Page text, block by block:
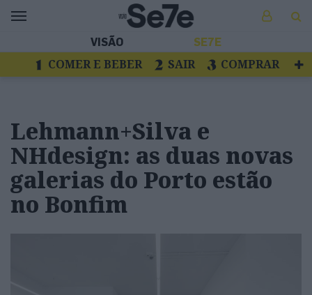
VISÃO SE7E
COMER E BEBER SAIR
COMPRAR
Lehmann+Silva e
NHdesign: as duas novas
galerias do Porto estão
no Bonfim